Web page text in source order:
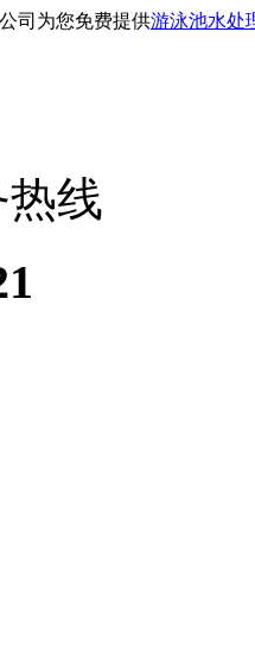
司为您免费提供游泳池水处
线